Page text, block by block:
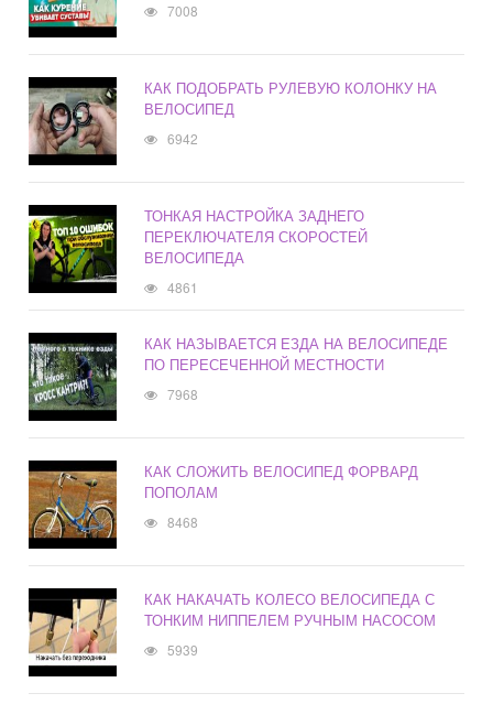
7008
КАК ПОДОБРАТЬ РУЛЕВУЮ КОЛОНКУ НА
ВЕЛОСИПЕД
6942
ТОНКАЯ НАСТРОЙКА ЗАДНЕГО
ПЕРЕКЛЮЧАТЕЛЯ СКОРОСТЕЙ
ВЕЛОСИПЕДА
4861
КАК НАЗЫВАЕТСЯ ЕЗДА НА ВЕЛОСИПЕДЕ
ПО ПЕРЕСЕЧЕННОЙ МЕСТНОСТИ
7968
КАК СЛОЖИТЬ ВЕЛОСИПЕД ФОРВАРД
ПОПОЛАМ
8468
КАК НАКАЧАТЬ КОЛЕСО ВЕЛОСИПЕДА С
ТОНКИМ НИППЕЛЕМ РУЧНЫМ НАСОСОМ
5939